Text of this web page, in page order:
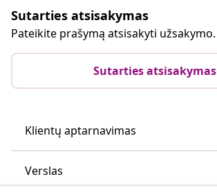
Sutarties atsisakymas
Pateikite prašymą atsisakyti užsakymo.
Sutarties atsisakymas
Klientų aptarnavimas
Verslas